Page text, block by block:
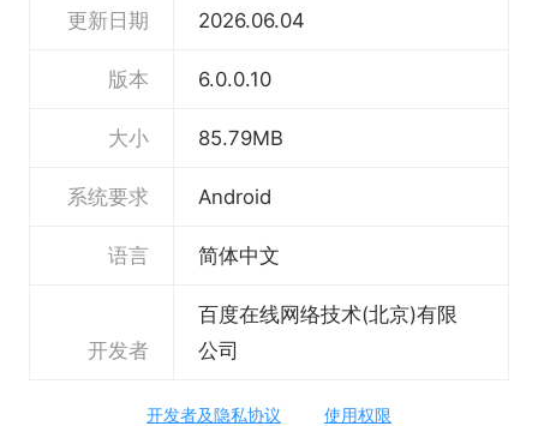
更新日期 2026.06.04
版本 6.0.0.10
大小 85.79MB
系统要求 Android
语言 简体中文
开发者
百度在线网络技术(北京)有限
公司
开发者及隐私协议 使用权限